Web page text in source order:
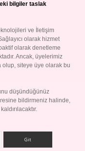
bilgiler taslak
ve İletişim
olarak hizmet
olarak denetleme
Ancak, üyelerimiz
olup, siteye üye olarak bu
düşündüğünüz
bildirmeniz halinde,